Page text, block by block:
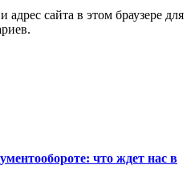
сайта в этом браузере для
что ждет нас в